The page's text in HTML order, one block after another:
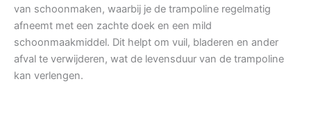
van schoonmaken, waarbij je de trampoline regelmatig
afneemt met een zachte doek en een mild
schoonmaakmiddel. Dit helpt om vuil, bladeren en ander
afval te verwijderen, wat de levensduur van de trampoline
kan verlengen.